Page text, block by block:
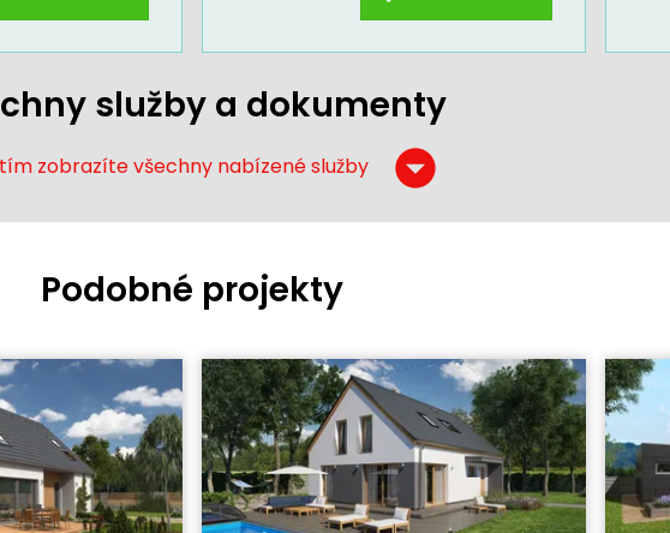
služby a dokumenty
zobrazíte všechny nabízené služby
Podobné projekty